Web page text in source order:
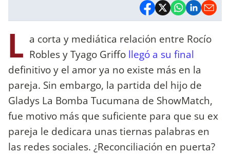
L a corta y mediática relación entre Rocío
Robles y Tyago Griffo llegó a su final
definitivo y el amor ya no existe más en la
pareja. Sin embargo, la partida del hijo de
Gladys La Bomba Tucumana de ShowMatch,
fue motivo más que suficiente para que su ex
pareja le dedicara unas tiernas palabras en
las redes sociales. ¿Reconciliación en puerta?